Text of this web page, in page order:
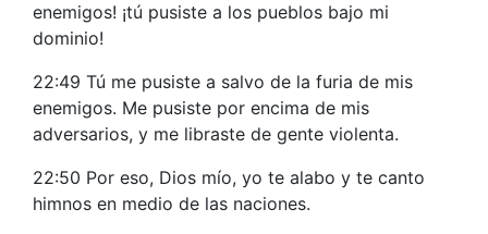
enemigos! ¡tú pusiste a los pueblos bajo mi
dominio!
22:49 Tú me pusiste a salvo de la furia de mis
enemigos. Me pusiste por encima de mis
adversarios, y me libraste de gente violenta.
22:50 Por eso, Dios mío, yo te alabo y te canto
himnos en medio de las naciones.